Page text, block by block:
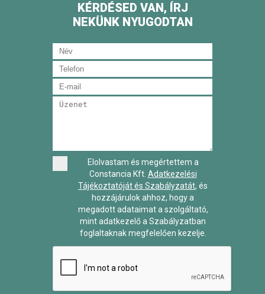
KÉRDÉSED VAN, ÍRJ
NEKÜNK NYUGODTAN
Elolvastam és megértettem a
Constancia Kft. Adatkezelési
Tájékoztatóját és Szabályzatát, és
hozzájárulok ahhoz, hogy a
megadott adataimat a szolgáltató,
mint adatkezelő a Szabályzatban
foglaltaknak megfelelően kezelje.